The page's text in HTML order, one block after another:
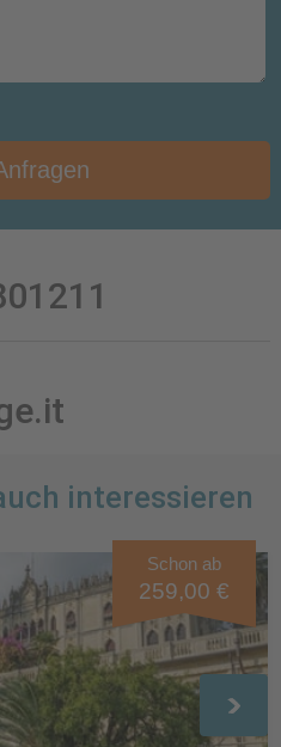
interessieren
Schon ab
259,00 €